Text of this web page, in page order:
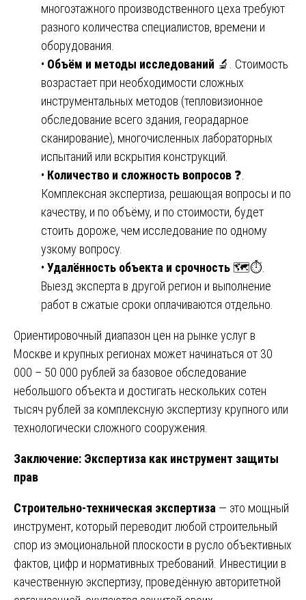
многоэтажного производственного цеха требуют
разного количества специалистов, времени и
оборудования.
• Объём и методы исследований 🔬. Стоимость
возрастает при необходимости сложных
инструментальных методов (тепловизионное
обследование всего здания, георадарное
сканирование), многочисленных лабораторных
испытаний или вскрытия конструкций.
• Количество и сложность вопросов ❓.
Комплексная экспертиза, решающая вопросы и по
качеству, и по объёму, и по стоимости, будет
стоить дороже, чем исследование по одному
узкому вопросу.
• Удалённость объекта и срочность 🗺️⏱️.
Выезд эксперта в другой регион и выполнение
работ в сжатые сроки оплачиваются отдельно.
Ориентировочный диапазон цен на рынке услуг в
Москве и крупных регионах может начинаться от 30
000 – 50 000 рублей за базовое обследование
небольшого объекта и достигать нескольких сотен
тысяч рублей за комплексную экспертизу крупного или
технологически сложного сооружения.
Заключение: Экспертиза как инструмент защиты
прав
Строительно-техническая экспертиза — это мощный
инструмент, который переводит любой строительный
спор из эмоциональной плоскости в русло объективных
фактов, цифр и нормативных требований. Инвестиции в
качественную экспертизу, проведённую авторитетной